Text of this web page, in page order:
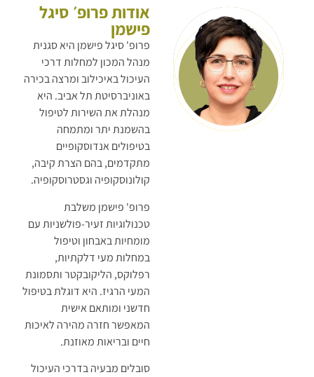
אודות פרופ׳ סיגל
פישמן
פרופ' סיגל פישמן היא סגנית
מנהל המכון למחלות דרכי
העיכול באיכילוב ומרצה בכירה
באוניברסיטת תל אביב. היא
מנהלת את השירות לטיפול
בהשמנת יתר ומתמחה
בטיפולים אנדוסקופיים
מתקדמים, בהם הצרת קיבה,
קולונוסקופיה וגסטרוסקופיה.
פרופ' פישמן משלבת
טכנולוגיות זעיר-פולשניות עם
מומחיות באבחון וטיפול
במחלות מעי דלקתיות,
רפלוקס, הליקובקטר ותסמונת
המעי הרגיז. היא דוגלת בטיפול
חדשני ומותאם אישית
המאפשר חזרה מהירה לאיכות
חיים ובריאות מאוזנת.
סובלים מבעיה בדרכי העיכול